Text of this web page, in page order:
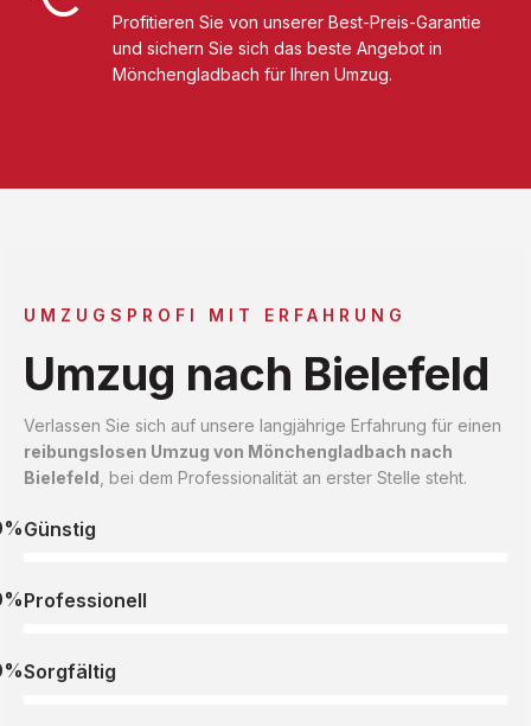
Profitieren Sie von unserer Best-Preis-Garantie
und sichern Sie sich das beste Angebot in
Mönchengladbach für Ihren Umzug.
UMZUGSPROFI MIT ERFAHRUNG
Umzug nach Bielefeld
Verlassen Sie sich auf unsere langjährige Erfahrung für einen
reibungslosen Umzug von Mönchengladbach nach
Bielefeld , bei dem Professionalität an erster Stelle steht.
Günstig
Professionell
Sorgfältig